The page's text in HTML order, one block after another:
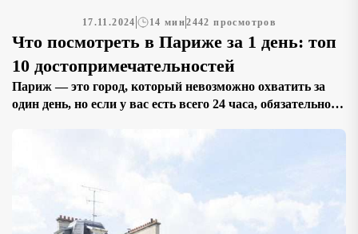
17.11.2024 14 мин2442 просмотров
Что посмотреть в Париже за 1 день: топ
10 достопримечательностей
Париж — это город, который невозможно охватить за
один день, но если у вас есть всего 24 часа, обязательно
столицы Франции, которые помогут вам быстро
уникальную атмосферу. Мы предложим маршрут,
который включает не только […]